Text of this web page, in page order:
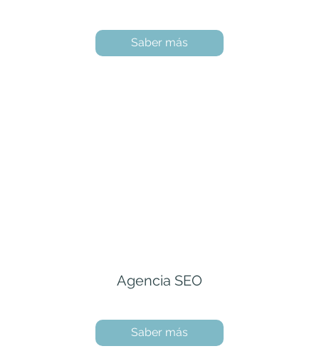
Saber más
Agencia SEO
Saber más